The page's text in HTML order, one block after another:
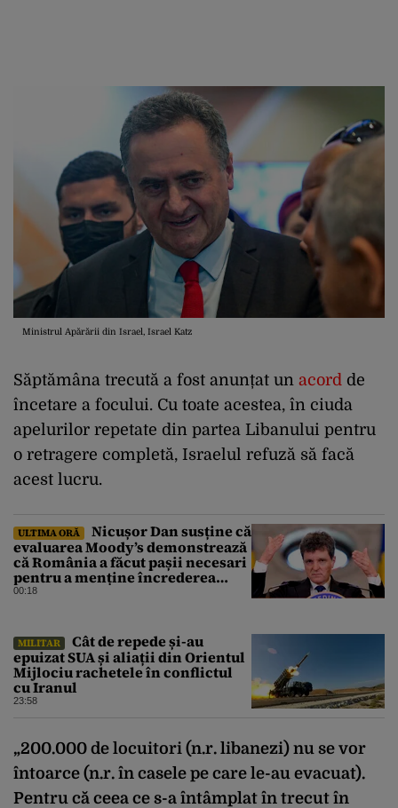
Ministrul Apărării din Israel, Israel Katz
Săptămâna trecută a fost anunțat un acord de
încetare a focului. Cu toate acestea, în ciuda
apelurilor repetate din partea Libanului pentru
o retragere completă, Israelul refuză să facă
acest lucru.
ULTIMA ORĂ
Nicușor Dan susține că
evaluarea Moody’s demonstrează
că România a făcut pașii necesari
pentru a menține încrederea
investitorilor: „Totuși,
00:18
MILITAR
Cât de repede și-au
epuizat SUA și aliații din Orientul
Mijlociu rachetele în conflictul
cu Iranul
23:58
„200.000 de locuitori (n.r. libanezi) nu se vor
întoarce (n.r. în casele pe care le-au evacuat).
Pentru că ceea ce s-a întâmplat în trecut în